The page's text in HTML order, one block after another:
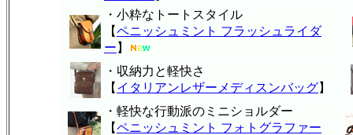
・小粋なトートスタイル
【ペニッシュミント フラッシュライダ
ー 】
・収納力と軽快さ
【 イタリアンレザーメディスンバッグ】
・軽快な行動派のミニショルダー
【ペニッシュミント フォトグラファー